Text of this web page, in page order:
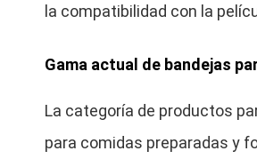
la compatibilidad con la
Gama actual de bandejas
La categoría de productos
para comidas preparadas y